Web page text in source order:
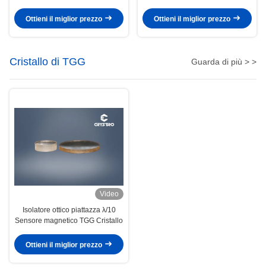
Ottieni il miglior prezzo
Ottieni il miglior prezzo
Cristallo di TGG Guarda di più > >
Video
Isolatore ottico piattazza λ/10
Sensore magnetico TGG Cristallo
Ottieni il miglior prezzo